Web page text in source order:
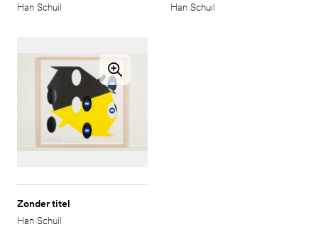
Han Schuil
Han Schuil
Zonder titel
Han Schuil